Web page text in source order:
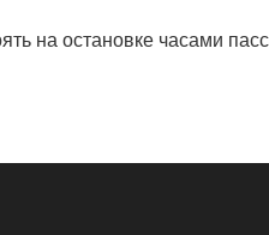
на остановке часами